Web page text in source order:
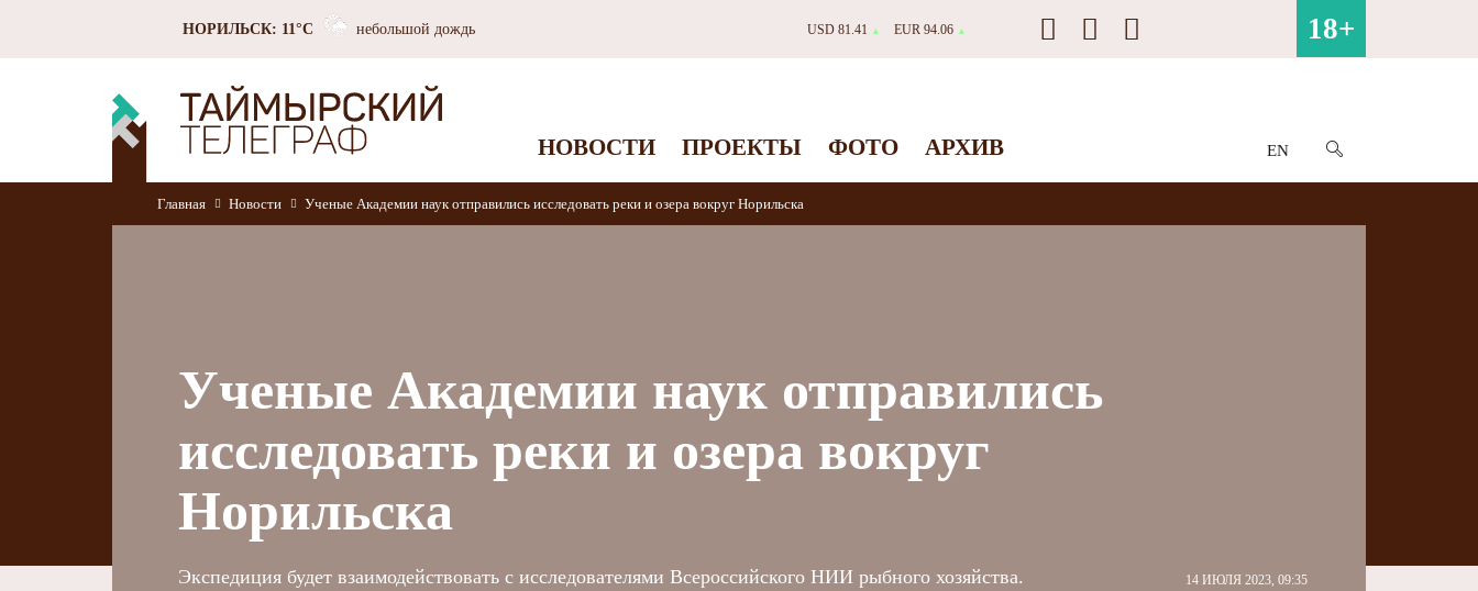
НОРИЛЬСК: 11°C небольшой дождь USD 81.41 ▲ EUR 94.06 ▲ 18+
НОВОСТИ ПРОЕКТЫ ФОТО АРХИВ EN
Главная Новости Ученые Академии наук отправились исследовать реки и озера вокруг Норильска
Ученые Академии наук отправились
исследовать реки и озера вокруг
Норильска
14 ИЮЛЯ 2023, 09:35
Экспедиция будет взаимодействовать с исследователями Всероссийского НИИ рыбного хозяйства.